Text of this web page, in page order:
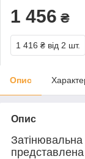
1 456 ₴
1 416 ₴ від 2 шт.
Опис
Опис
Затінювальна